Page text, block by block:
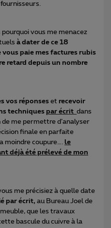
fournisseurs.
vous me menacez
à dater de ce 18
paie mes factures rubis
retard depuis un nombre
vos réponses et recevoir
techniques par écrit dans
me permettre d’analyser
finale en parfaite
moindre coupure…. le
déjà été prélevé de mon
me précisiez à quelle date
par écrit, au Bureau Joel de
que les travaux
bascule du cuivre à la